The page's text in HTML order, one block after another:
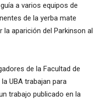
a varios equipos de
de la yerba mate
la aparición del Parkinson al
de la Facultad de
UBA trabajan para
trabajo publicado en la